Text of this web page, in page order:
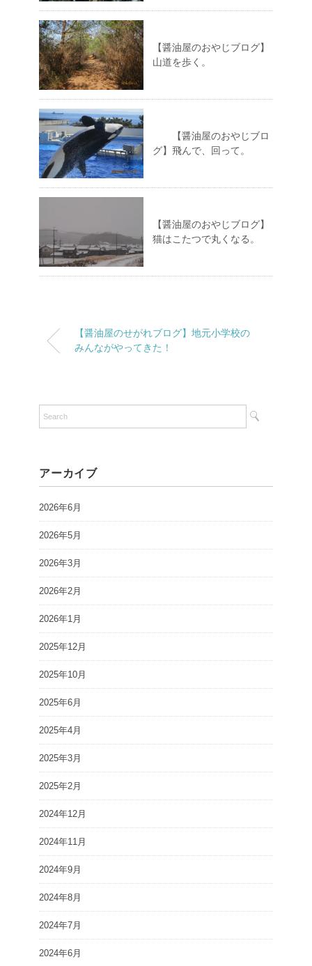
【醤油屋のおやじブログ】
山道を歩く。
【醤油屋のおやじブロ
グ】飛んで、回って。
【醤油屋のおやじブログ】
猫はこたつで丸くなる。
【醤油屋のせがれブログ】地元小学校の
みんながやってきた！
アーカイブ
2026年6月
2026年5月
2026年3月
2026年2月
2026年1月
2025年12月
2025年10月
2025年6月
2025年4月
2025年3月
2025年2月
2024年12月
2024年11月
2024年9月
2024年8月
2024年7月
2024年6月